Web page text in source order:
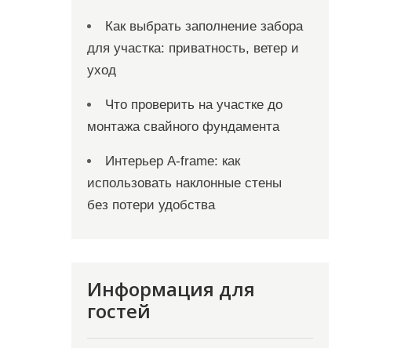
Как выбрать заполнение забора
для участка: приватность, ветер и
уход
Что проверить на участке до
монтажа свайного фундамента
Интерьер A-frame: как
использовать наклонные стены
без потери удобства
Информация для
гостей